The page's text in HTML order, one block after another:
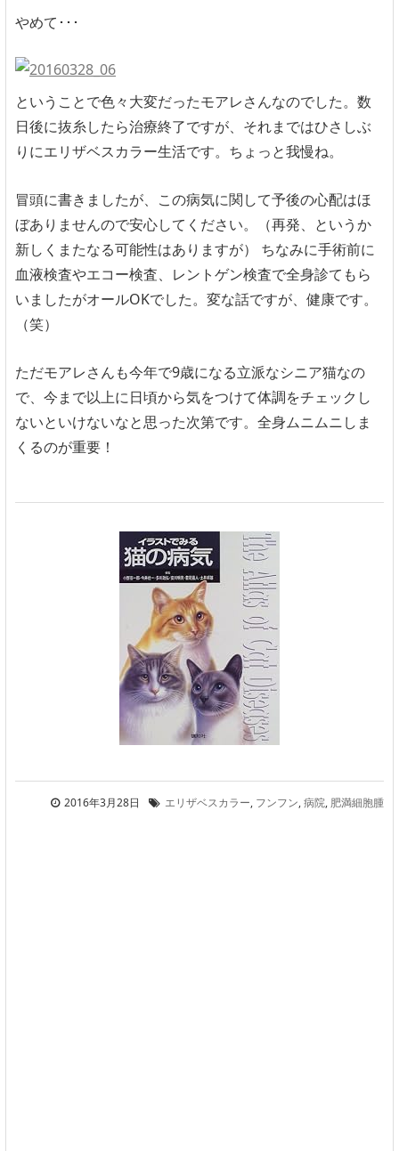
やめて･･･
ということで色々大変だったモアレさんなのでした。数
日後に抜糸したら治療終了ですが、それまではひさしぶ
りにエリザベスカラー生活です。ちょっと我慢ね。
冒頭に書きましたが、この病気に関して予後の心配はほ
ぼありませんので安心してください。（再発、というか
新しくまたなる可能性はありますが） ちなみに手術前に
血液検査やエコー検査、レントゲン検査で全身診てもら
いましたがオールOKでした。変な話ですが、健康です。
（笑）
ただモアレさんも今年で9歳になる立派なシニア猫なの
で、今まで以上に日頃から気をつけて体調をチェックし
ないといけないなと思った次第です。全身ムニムニしま
くるのが重要！
2016年3月28日 エリザベスカラー, フンフン,病院, 肥満細胞腫